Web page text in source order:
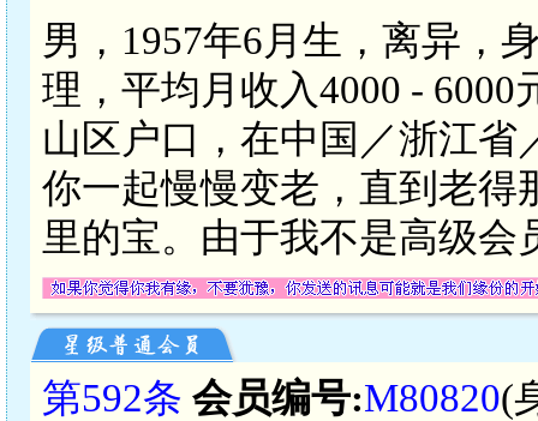
男，1957年6月生，离异，
理，平均月收入4000 -
山区户口，在中国／浙江
你一起慢慢变老，直到老得
里的宝。由于我不是高级会
第592条 会员编号:M80820(